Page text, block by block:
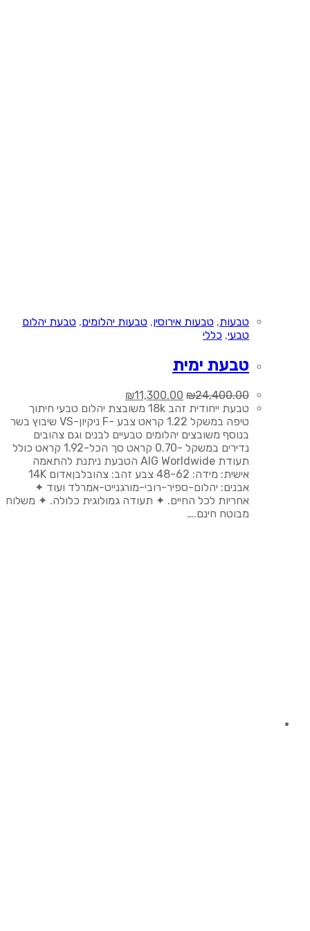
טבעות, טבעות אירוסין, טבעות יהלומים, טבעת יהלום
טבעי, כללי
טבעת ימית
₪24,400.00
המחיר
המקורי
היה:
₪24,400.00.
₪11,300.00
הנוכחי
הוא:
₪11,300.00.
טבעת ייחודית זהב 18k משובצת יהלום טבעי חיתוך
טיפה במשקל 1.22 קראט צבע -F ניקיון-VS שיבוץ בשר
בנוסף משובצים יהלומים טבעיים לבנים וגם צהובים
נדירים במשקל -0.70 קראט סך הכל-1.92 קראט כולל
תעודת AIG Worldwide הטבעת ניתנת להתאמה
אישית: מידה: 48-62 צבע זהב: צהובלבןאדום 14K
אבנים: יהלום-ספיר-רובי-מורגנייט-אמרלד ועוד ✦
אחריות לכל החיים. ✦ תעודה גמולוגית כלולה. ✦ משלוח
מבוטח חינם.…